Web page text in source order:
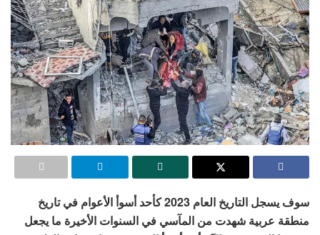
سوف يسجل التاريخ العام 2023 كأحد أسوأ الأعوام في تاريخ
منطقة عربية شهدت من المآسي في السنوات الأخيرة ما يجعل